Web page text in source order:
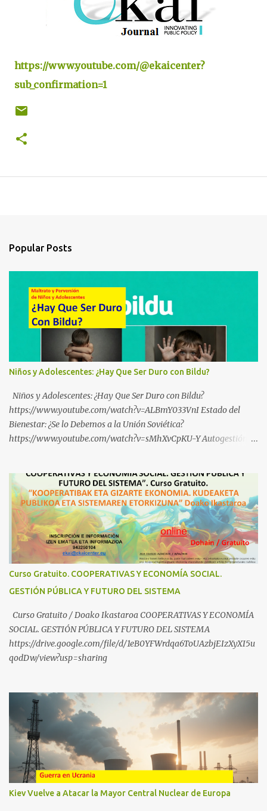
https://www.youtube.com/@ekaicenter?
sub_confirmation=1
Popular Posts
Niños y Adolescentes: ¿Hay Que Ser Duro con Bildu?
Niños y Adolescentes: ¿Hay Que Ser Duro con Bildu?
https://www.youtube.com/watch?v=ALBmY033VnI Estado del
Bienestar: ¿Se lo Debemos a la Unión Soviética?
https://www.youtube.com/watch?v=sMhXvCpKU-Y Autogestión
Industrial https://www.youtube.com/shorts/dGKjgqEvRHk
¿Conoces los nuevos canales de BABESTU? Si quieres hacer algo, o
compartir ideas, para proteger a los niños y adolescentes vascos
frente a abusos y manipulaciones: BABESTUren kanal berriak
ezagutzen dituzu? Euskal haurrak eta nerabeak abusu eta
manipulazioetatik babesteko zerbait egin nahi baduzu, edo ideiak
partekatu nahi badituzu: Telegram :
https://whatsapp.com/channel/0029VbBW56k0LKZJWzQyoE1T
SÍGUENOS EN YOUTUBE: https://www.youtube.com/@ekaicenter?
sub_confirmation=1
Curso Gratuito. COOPERATIVAS Y ECONOMÍA SOCIAL.
GESTIÓN PÚBLICA Y FUTURO DEL SISTEMA
Curso Gratuito / Doako Ikastaroa COOPERATIVAS Y ECONOMÍA
SOCIAL. GESTIÓN PÚBLICA Y FUTURO DEL SISTEMA
https://drive.google.com/file/d/1eB0YFWrdqa6ToUAzbjEIzXyXI5u
qodDw/view?usp=sharing
Kiev Vuelve a Atacar la Mayor Central Nuclear de Europa